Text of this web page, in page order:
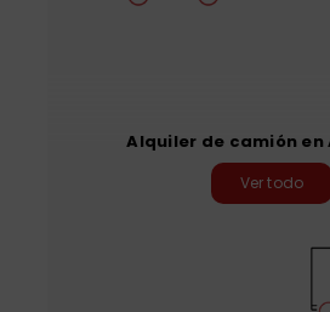
Alquiler de camión
Ver todo